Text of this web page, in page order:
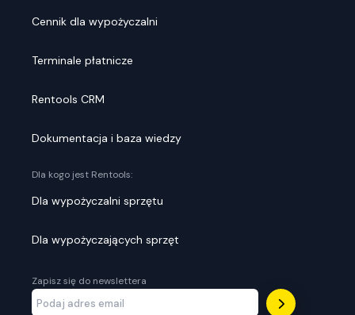
Cennik dla wypożyczalni
Terminale płatnicze
Rentools CRM
Dokumentacja i baza wiedzy
Dla kogo jest Rentools:
Dla wypożyczalni sprzętu
Dla wypożyczających sprzęt
Zapisz się do newslettera